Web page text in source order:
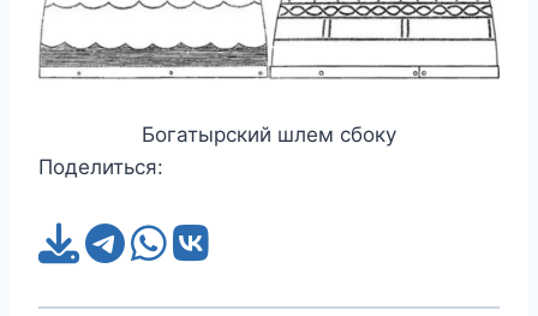
Богатырский шлем сбоку
Поделиться: